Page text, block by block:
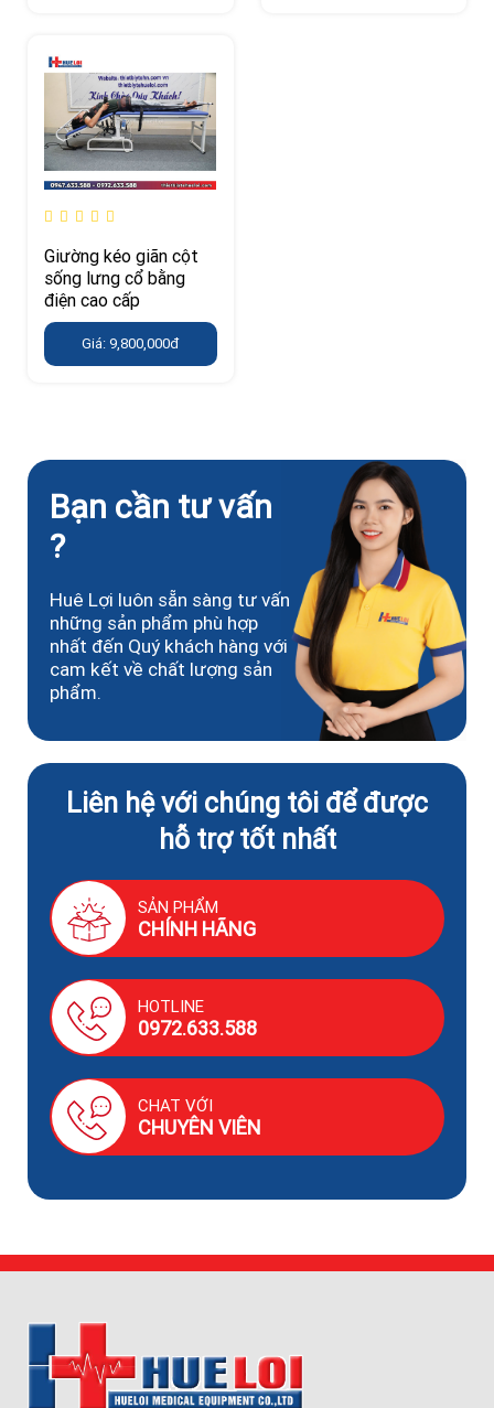
Giường kéo giãn cột
sống lưng cổ bằng
điện cao cấp
Giá: 9,800,000đ
Bạn cần tư vấn
?
Huê Lợi luôn sẵn sàng tư vấn
những sản phẩm phù hợp
nhất đến Quý khách hàng với
cam kết về chất lượng sản
phẩm.
Liên hệ với chúng tôi để được
hỗ trợ tốt nhất
SẢN PHẨM
CHÍNH HÃNG
HOTLINE
0972.633.588
CHAT VỚI
CHUYÊN VIÊN